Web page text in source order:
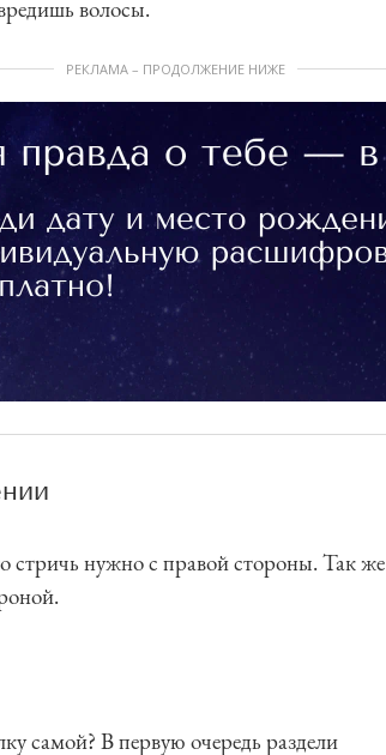
волосы.
РЕКЛАМА – ПРОДОЛЖЕНИЕ НИЖЕ
стричь нужно с правой стороны. Так же
самой? В первую очередь раздели